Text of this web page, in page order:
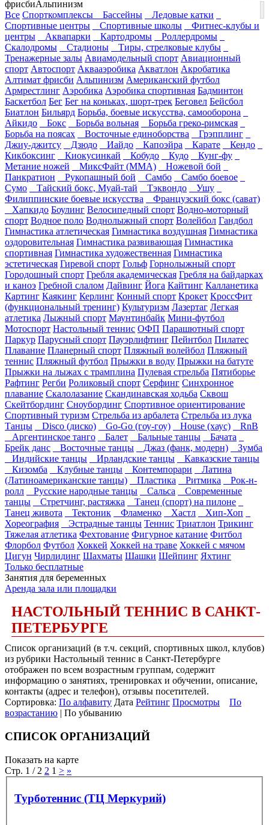
фрисбиАльпинизм
Все Спорткомплексы Бассейны
Ледовые катки
Спортивные центры
Спортивные школы
Фитнес-клубы и
центры
Аквапарки Картодромы
Роллердромы
Скалодромы
Стадионы
Тиры, стрелковые клубы
Тренажерные залы Авиамодельный спорт Авиационный
спорт Автоспорт Аквааэробика Акватлон Акробатика
Алтимат фрисби Альпинизм Американский футбол
Армрестлинг Аэробика Аэробика спортивная Бадминтон
Баскетбол Бег Бег на коньках, шорт-трек Беговел Бейсбол
Биатлон Бильярд Борьба, боевые искусства, самооборона
Айкидо
Бокс Борьба вольная
Борьба греко-римская
Борьба на поясах
Восточные единоборства
Грэпплинг
Джиу-джитсу
Дзюдо Иайдо Капоэйра Карате
Кендо
Кикбоксинг
Киокусинкай Кобудо Кудо
Кунг-фу
Метание ножей
МиксФайт (ММА)
Ножевой бой
Панкратион
Рукопашный бой Самбо
Самбо боевое
Сумо
Тайский бокс, Муай-тай Тэквондо
Ушу
Филиппинские боевые искусства
Французский бокс (сават)
Хапкидо Боулинг Велосипедный спорт Водно-моторный
спорт Водное поло Воднолыжный спорт Волейбол Гандбол
Гимнастика атлетическая Гимнастика воздушная Гимнастика
оздоровительная Гимнастика развивающая Гимнастика
спортивная Гимнастика художественная Гимнастика
эстетическая Гиревой спорт Гольф Горнолыжный спорт
Городошный спорт Гребля академическая Гребля на байдарках
и каноэ Гребной слалом Дайвинг Йога Кайтинг Калланетика
Картинг Каякинг Керлинг Конный спорт Крокет КроссФит
(функциональный тренинг) Культуризм Лазертаг Легкая
атлетика Лыжный спорт Маунтинбайк Мини-футбол
Мотоспорт Настольный теннис ОФП Парашютный спорт
Паркур Парусный спорт Пауэрлифтинг Пейнтбол Пилатес
Плавание Планерный спорт Пляжный волейбол Пляжный
теннис Пляжный футбол Прыжки в воду Прыжки на батуте
Прыжки на лыжах с трамплина Пулевая стрельба Пятиборье
Рафтинг Регби Роликовый спорт Серфинг Синхронное
плавание Скалолазание Скандинавская ходьба Сквош
Скейтбординг Сноубординг Спортивное ориентирование
Спортивный туризм Стрельба из арбалета Стрельба из лука
Танцы
Disco (диско) Go-Go (гоу-гоу) House (хаус)
RnB
Аргентинское танго
Балет Бальные танцы
Бачата
Брейк данс
Восточные танцы Джаз (фанк, модерн)
Зумба
Индийские танцы
Ирландские танцы
Кавказские танцы
Кизомба
Клубные танцы Контемпорари
Латина
(Латиноамериканские танцы)
Пластика Ритмика
Рок-н-
ролл
Русские народные танцы Сальса
Современные
танцы
Стретчинг, растяжка
Танец (спорт) на пилоне
Танец живота
Тектоник Фламенко Хастл
Хип-Хоп
Хореография
Эстрадные танцы Теннис Триатлон Трикинг
Тяжелая атлетика Фехтование Фигурное катание Фитбол
Флорбол Футбол Хоккей Хоккей на траве Хоккей с мячом
Цигун Чирлидинг Шахматы Шашки Шейпинг Яхтинг
Только бесплатные
Занятия для беременных
Аренда зала или площадки
НАСТОЛЬНЫЙ ТЕННИС В САНКТ-
ПЕТЕРБУРГЕ
Список организаций (в т.ч. секций, спортивных школ, клубов)
из рубрики Настольный теннис в Санкт-Петербурге
отображен по всем возрастным группам, содержит
информацию о занятиях, тренировках и обучении, описание,
контакты (адрес и телефон), отзывы посетителей.
Сортировка: По алфавиту Дата Рейтинг Просмотры
По
возрастанию | По убыванию
СПИСОК ОРГАНИЗАЦИЙ
Показать на карте
Стр. 1 / 2 2 1 > »
Турботеннис (ТЦ Меркурий)